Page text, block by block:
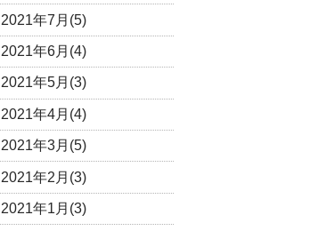
2021年7月(5)
2021年6月(4)
2021年5月(3)
2021年4月(4)
2021年3月(5)
2021年2月(3)
2021年1月(3)